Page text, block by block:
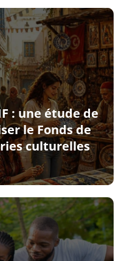
: une étude de
le Fonds de
culturelles